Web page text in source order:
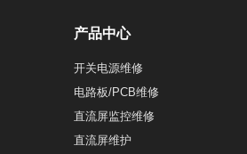
产品中心
开关电源维修
电路板/PCB维修
直流屏监控维修
直流屏维护